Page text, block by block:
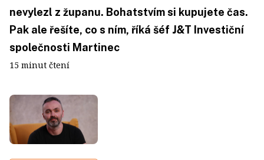
nevylezl z županu. Bohatstvím si kupujete čas.
Pak ale řešíte, co s ním, říká šéf J&T Investiční
společnosti Martinec
15 minut čtení